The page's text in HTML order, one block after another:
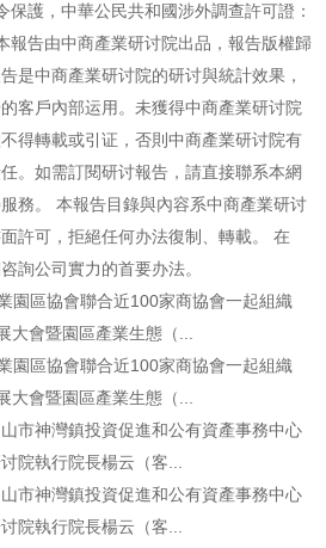
護，中華公民共和國涉外調查許可證：
報告由中商產業研讨院出品，報告版權歸
是中商產業研讨院的研讨與統計效果，
客戶內部运用。未獲得中商產業研讨院
得轉載或引证，否則中商產業研讨院有
。如需訂閱研讨報告，請直接聯系本網
務。 本報告目錄與內容系中商產業研讨
許可，拒絕任何办法復制、轉載。 在
詢公司實力的首要办法。
區協會聯合近100家商協會一起組織
大會暨園區產業生態（...
區協會聯合近100家商協會一起組織
大會暨園區產業生態（...
神灣鎮投資促進和公有資產事務中心
院執行院長楊云（客...
神灣鎮投資促進和公有資產事務中心
院執行院長楊云（客...